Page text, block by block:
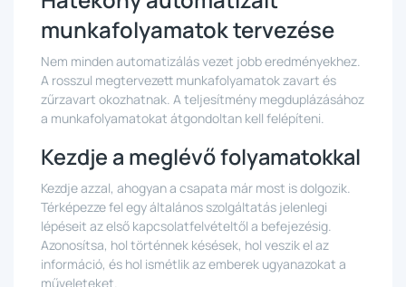
munkafolyamatok tervezése
Nem minden automatizálás vezet jobb eredményekhez.
A rosszul megtervezett munkafolyamatok zavart és
zűrzavart okozhatnak. A teljesítmény megduplázásához
a munkafolyamatokat átgondoltan kell felépíteni.
Kezdje a meglévő folyamatokkal
Kezdje azzal, ahogyan a csapata már most is dolgozik.
Térképezze fel egy általános szolgáltatás jelenlegi
lépéseit az első kapcsolatfelvételtől a befejezésig.
Azonosítsa, hol történnek késések, hol veszik el az
információ, és hol ismétlik az emberek ugyanazokat a
műveleteket.